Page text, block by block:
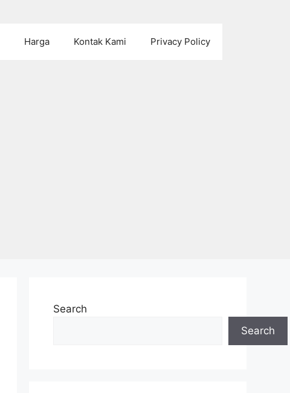
Harga Kontak Kami Privacy Policy
Search
Search